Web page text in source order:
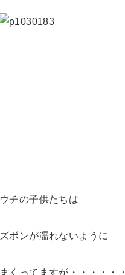
ウチの子供たちは
ズボンが濡れないように
まくってますが・・・・・・